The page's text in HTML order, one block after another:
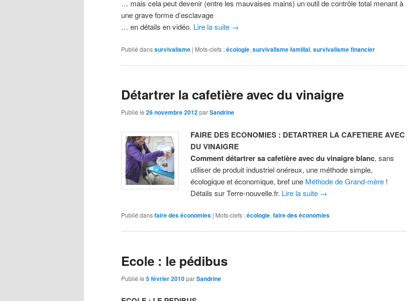
… mais cela peut devenir (entre les mauvaises mains) un outil de contrôle total menant à
une grave forme d’esclavage
… en détails en vidéo. Lire la suite →
Publié danssurvivalisme | Mots-clefs :écologie, survivalisme familial, survivalisme financier
Détartrer la cafetière avec du vinaigre
Publié le 26 novembre 2012parSandrine
FAIRE DES ECONOMIES : DETARTRER LA CAFETIERE AVEC
DU VINAIGRE
Comment détartrer sa cafetière avec du vinaigre blanc, sans
utiliser de produit industriel onéreux, une méthode simple,
écologique et économique, bref une Méthode de Grand-mère !
Détails sur Terre-nouvelle.fr. Lire la suite →
Publié dansfaire des économies | Mots-clefs :écologie, faire des économies
Ecole : le pédibus
Publié le 5 février 2010parSandrine